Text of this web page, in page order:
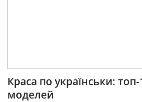
Краса по українськи:
моделей